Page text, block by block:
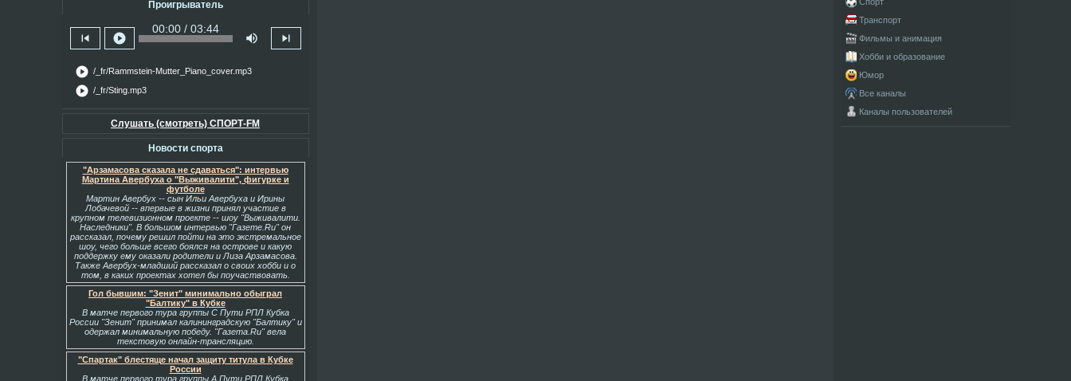
Проигрыватель
skip_previous play_circle
00:00 / 03:44
volume_up skip_next
play_circle /_fr/Rammstein-Mutter_Piano_cover.mp3
play_circle /_fr/Sting.mp3
Слушать (смотреть) СПОРТ-FM
Новости спорта
"Арзамасова сказала не сдаваться": интервью
Мартина Авербуха о "Выживалити", фигурке и
футболе
Мартин Авербух -- сын Ильи Авербуха и Ирины
Лобачевой -- впервые в жизни принял участие в
крупном телевизионном проекте -- шоу "Выживалити.
Наследники". В большом интервью "Газете.Ru" он
рассказал, почему решил пойти на это экстремальное
шоу, чего больше всего боялся на острове и какую
поддержку ему оказали родители и Лиза Арзамасова.
Также Авербух-младший рассказал о своих хобби и о
том, в каких проектах хотел бы поучаствовать.
Гол бывшим: "Зенит" минимально обыграл
"Балтику" в Кубке
В матче первого тура группы С Пути РПЛ Кубка
России "Зенит" принимал калининградскую "Балтику" и
одержал минимальную победу. "Газета.Ru" вела
текстовую онлайн-трансляцию.
"Спартак" блестяще начал защиту титула в Кубке
России
В матче первого тура группы А Пути РПЛ Кубка
Транспорт
Фильмы и анимация
Хобби и образование
Юмор
Все каналы
Каналы пользователей